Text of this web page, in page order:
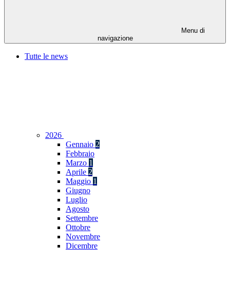
Menu di
navigazione
Tutte le news
2026
Gennaio 2
Febbraio
Marzo 1
Aprile 2
Maggio 1
Giugno
Luglio
Agosto
Settembre
Ottobre
Novembre
Dicembre